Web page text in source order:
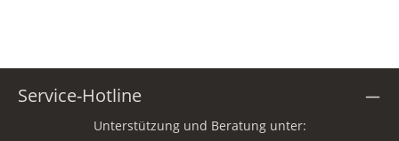
Service-Hotline
Unterstützung und Beratung unter: